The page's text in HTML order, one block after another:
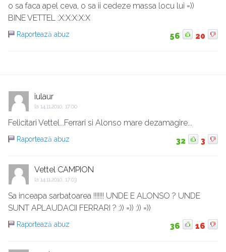
o sa faca apel ceva, o sa ii cedeze massa locu lui =))
BINE VETTEL :X:X:X:X:X
Raportează abuz 56 20
iulaur
la 14.11.2010, 17:00
Felicitari Vettel...Ferrari si Alonso mare dezamagire...
Raportează abuz 32 3
Vettel CAMPION
la 14.11.2010, 17:03
Sa inceapa sarbatoarea !!!!!!! UNDE E ALONSO ? UNDE
SUNT APLAUDACII FERRARI ? :)) =)) :)) =))
Raportează abuz 36 16